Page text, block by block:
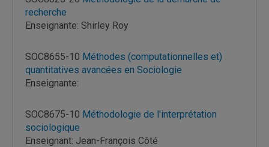
recherche
Enseignante: Shirley Roy
SOC8655-10 Méthodes (computationnelles et)
quantitatives avancées en Sociologie
Enseignante:
SOC8675-10 Méthodologie de l'interprétation
sociologique
Enseignant: Jean-François Côté